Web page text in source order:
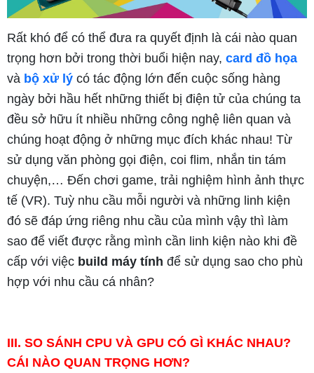
Rất khó để có thể đưa ra quyết định là cái nào quan
trọng hơn bởi trong thời buổi hiện nay, card đồ họa
và bộ xử lý có tác động lớn đến cuộc sống hàng
ngày bởi hầu hết những thiết bị điện tử của chúng ta
đều sở hữu ít nhiều những công nghệ liên quan và
chúng hoạt động ở những mục đích khác nhau! Từ
sử dụng văn phòng gọi điện, coi flim, nhắn tin tám
chuyện,… Đến chơi game, trải nghiệm hình ảnh thực
tế (VR). Tuỳ nhu cầu mỗi người và những linh kiện
đó sẽ đáp ứng riêng nhu cầu của mình vậy thì làm
sao để viết được rằng mình cần linh kiện nào khi đề
cấp với việc build máy tính để sử dụng sao cho phù
hợp với nhu cầu cá nhân?
III. SO SÁNH CPU VÀ GPU CÓ GÌ KHÁC NHAU?
CÁI NÀO QUAN TRỌNG HƠN?